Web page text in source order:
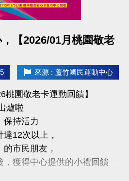
【2026/01月桃園敬老
來源 : 蘆竹國民運動中心
桃園敬老卡運動回饋】
爐啦
保持活力
12次以上，
市民朋友，
，獲得中心提供的小禮回饋